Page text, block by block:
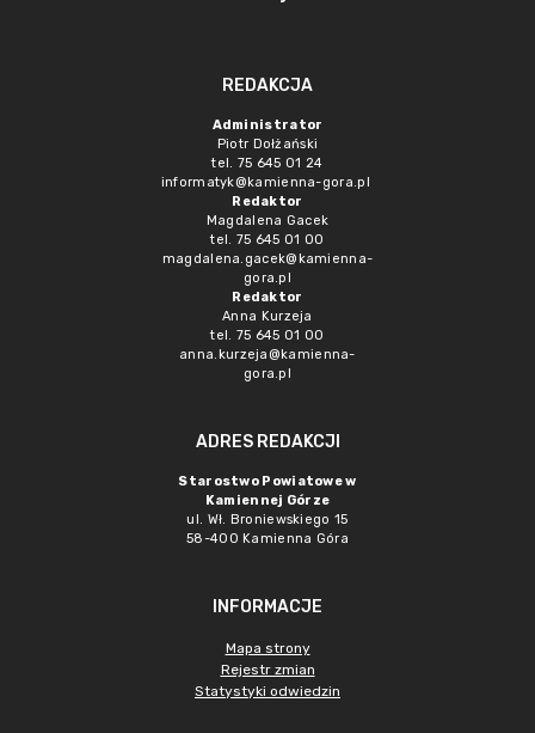
REDAKCJA
Administrator
Piotr Dołżański
tel. 75 645 01 24
informatyk@kamienna-gora.pl
Redaktor
Magdalena Gacek
tel. 75 645 01 00
magdalena.gacek@kamienna-
gora.pl
Redaktor
Anna Kurzeja
tel. 75 645 01 00
anna.kurzeja@kamienna-
gora.pl
ADRES REDAKCJI
Starostwo Powiatowe w
Kamiennej Górze
ul. Wł. Broniewskiego 15
58-400 Kamienna Góra
INFORMACJE
Mapa strony
Rejestr zmian
Statystyki odwiedzin